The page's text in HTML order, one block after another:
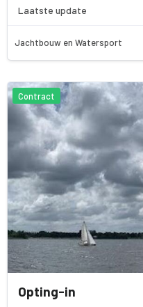
Laatste update
Jachtbouw en Watersport
Contract
Opting-in